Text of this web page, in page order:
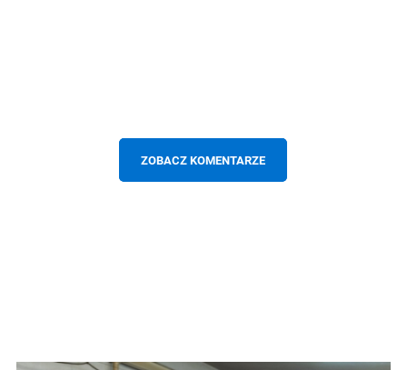
ZOBACZ KOMENTARZE